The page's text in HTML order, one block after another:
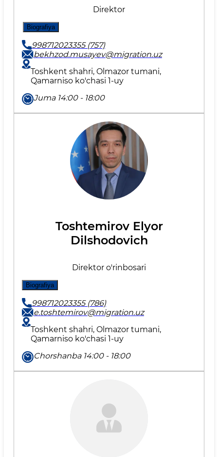
Direktor
Biografiya
998712023355 (757)
bekhzod.musayev@migration.uz
Toshkent shahri, Olmazor tumani,
Qamarniso ko'chasi 1-uy
Juma 14:00 - 18:00
Toshtemirov Elyor
Dilshodovich
Direktor o'rinbosari
Biografiya
998712023355 (786)
e.toshtemirov@migration.uz
Toshkent shahri, Olmazor tumani,
Qamarniso ko'chasi 1-uy
Chorshanba 14:00 - 18:00